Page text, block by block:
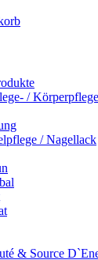
/
/ Nagellack
& Source